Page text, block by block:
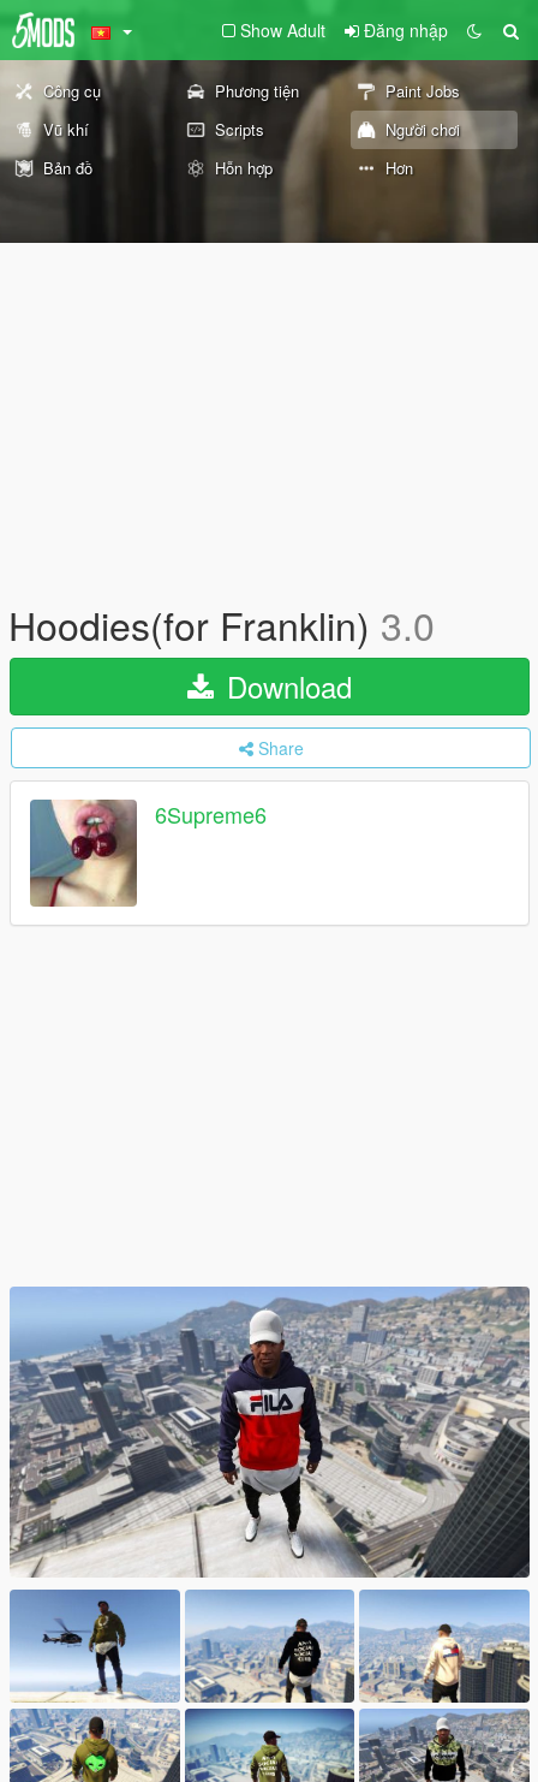
Show Adult Đăng nhập
Công cụ Phương tiện
Paint Jobs
Vũ khí
Scripts
Người chơi
Bản đồ
Hỗn hợp Hơn
Hoodies(for Franklin) 3.0
Download
Share
6Supreme6